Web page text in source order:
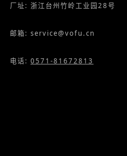
厂址: 浙江台州竹岭工业园28号
邮箱: service@vofu.cn
电话: 0571-81672813